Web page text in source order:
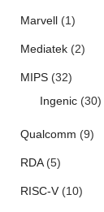
Marvell(1)
Mediatek(2)
MIPS(32)
Ingenic(30)
Qualcomm (9)
RDA(5)
RISC-V(10)